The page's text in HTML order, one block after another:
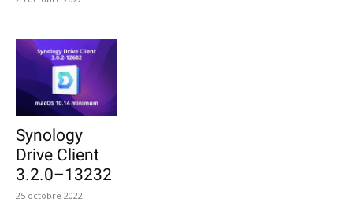
Synology
Drive Client
3.2.0–13232
25 octobre 2022